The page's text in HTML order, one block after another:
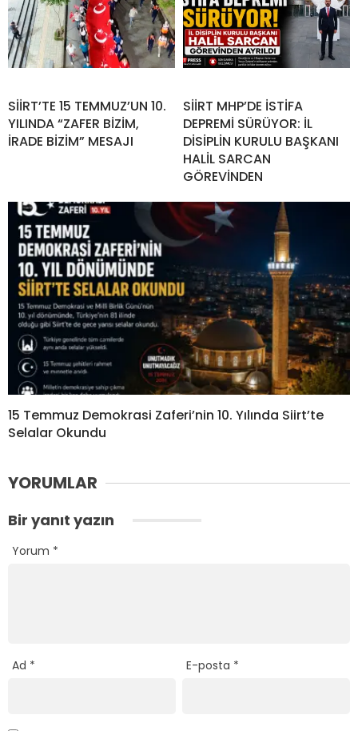
SİİRT’TE 15 TEMMUZ’UN 10.
YILINDA “ZAFER BİZİM,
İRADE BİZİM” MESAJI
SİİRT MHP’DE İSTİFA
DEPREMİ SÜRÜYOR: İL
DİSİPLİN KURULU BAŞKANI
HALİL SARCAN
GÖREVİNDEN
15 Temmuz Demokrasi Zaferi’nin 10. Yılında Siirt’te
Selalar Okundu
YORUMLAR
Bir yanıt yazın
Yorum *
Ad * E-posta *